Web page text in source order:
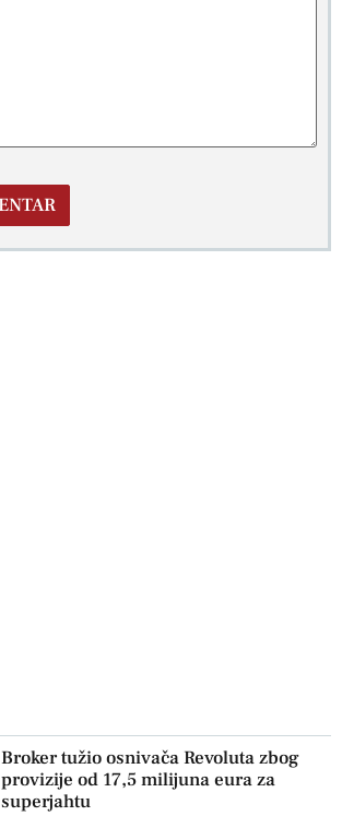
Broker tužio osnivača Revoluta zbog
provizije od 17,5 milijuna eura za
superjahtu